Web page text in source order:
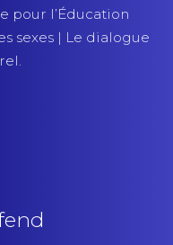
pour l’Éducation
sexes | Le dialogue